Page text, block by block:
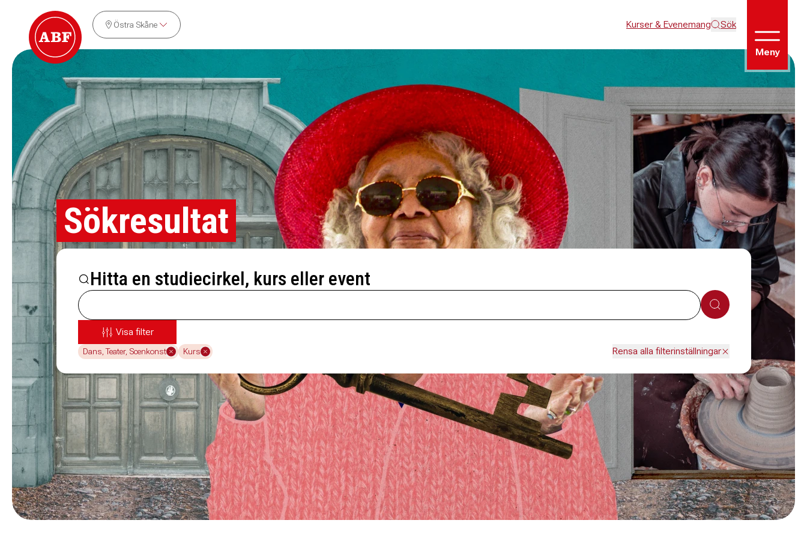
Östra Skåne Kurser & Evenemang Sök
Meny
Sökresultat
Hitta en studiecirkel, kurs eller event
Sök
Visa filter
Dans, Teater, Scenkonst Kurs Rensa alla filterinställningar